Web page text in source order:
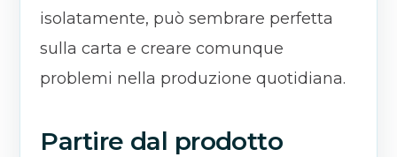
isolatamente, può sembrare perfetta
sulla carta e creare comunque
problemi nella produzione quotidiana.
Partire dal prodotto